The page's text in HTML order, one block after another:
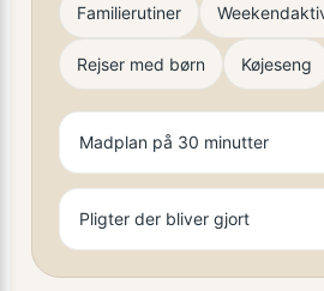
Familierutiner
Rejser med børn Køjeseng
Madplan på 30 minutter
Pligter der bliver gjort